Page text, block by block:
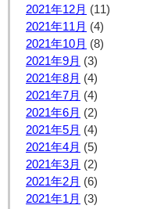
2021年12月 (11)
2021年11月 (4)
2021年10月 (8)
2021年9月 (3)
2021年8月 (4)
2021年7月 (4)
2021年6月 (2)
2021年5月 (4)
2021年4月 (5)
2021年3月 (2)
2021年2月 (6)
2021年1月 (3)